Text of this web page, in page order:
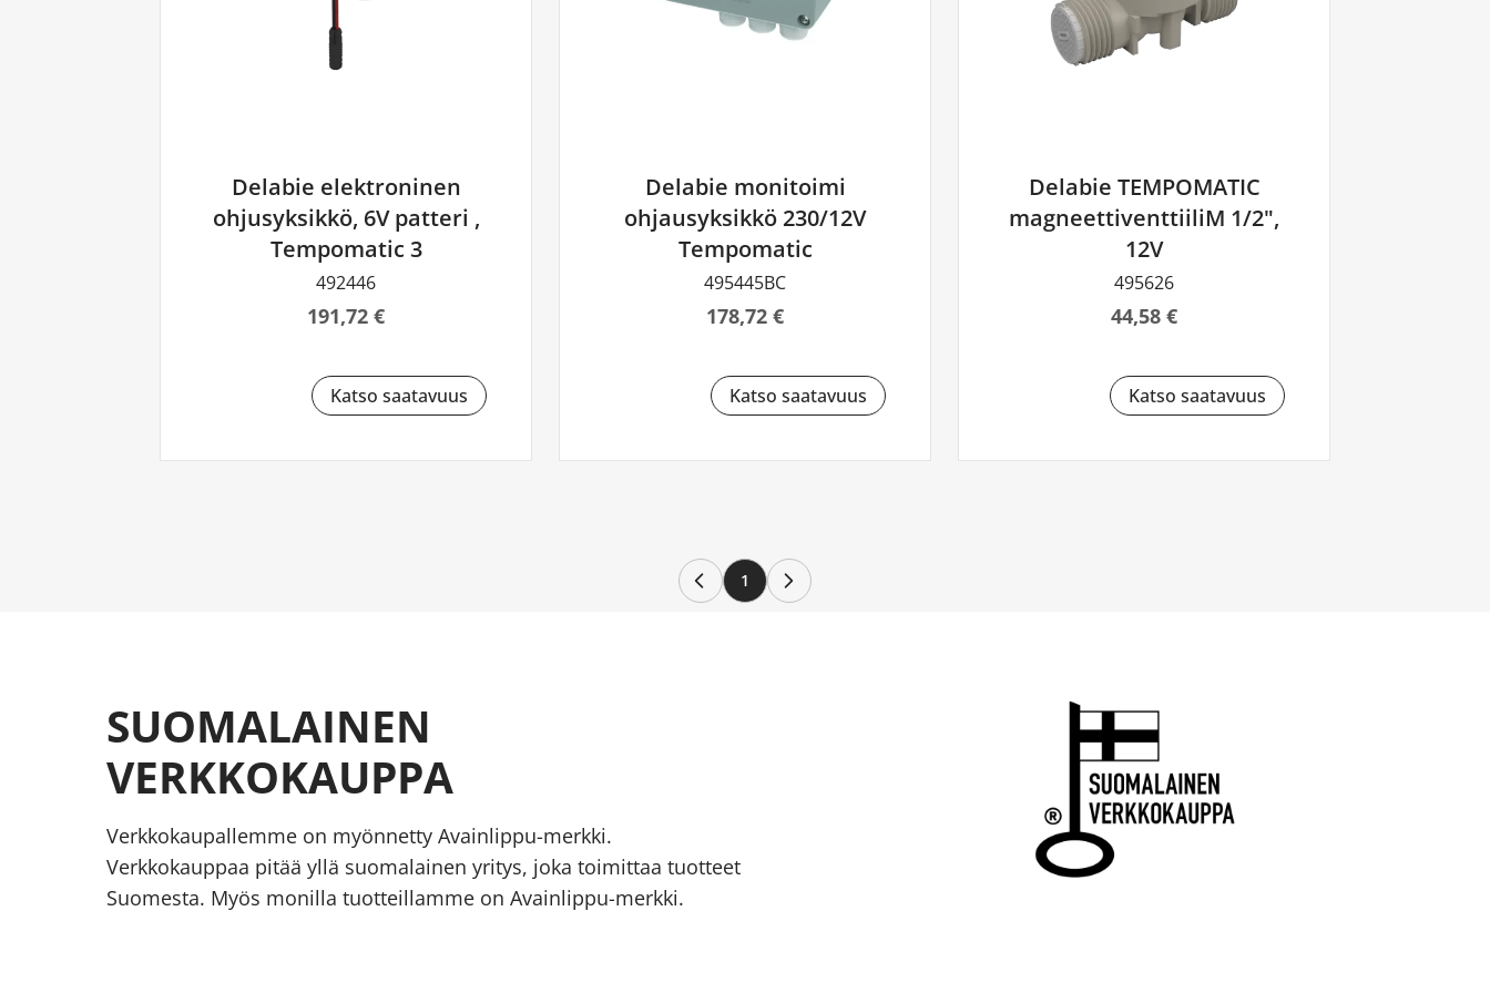
Delabie elektroninen
ohjusyksikkö, 6V patteri ,
Tempomatic 3
492446
191,72 €
Katso saatavuus
Delabie monitoimi
ohjausyksikkö 230/12V
Tempomatic
495445BC
178,72 €
Katso saatavuus
Delabie TEMPOMATIC
magneettiventtiiliM 1/2",
12V
495626
44,58 €
Katso saatavuus
1
SUOMALAINEN
VERKKOKAUPPA
Verkkokaupallemme on myönnetty Avainlippu-merkki.
Verkkokauppaa pitää yllä suomalainen yritys, joka toimittaa tuotteet
Suomesta. Myös monilla tuotteillamme on Avainlippu-merkki.